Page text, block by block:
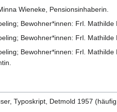
Wieneke, Pensionsinhaberin.
Bewohner*innen: Frl.
Bewohner*innen: Frl.
Bewohner*innen: Frl.
Typoskript, Detmold 1957